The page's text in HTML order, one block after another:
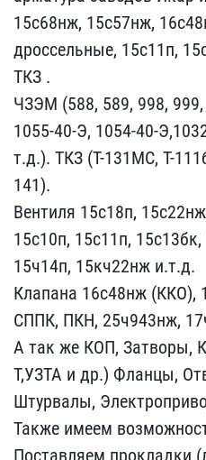
15с6​8нж, 15с57нж,
дроссельные, 15с11п,
ТКЗ .
ЧЗЭМ (588, 589, 9​98, 999,
1055-40-Э, 1054-40-
т.д.). ТКЗ (Т-131МС, Т-
141).
Вентиля 15с18п,
15с10п, 15с11п,
15​ч14п, 15кч22нж и.т.д.
Кл​апана 16с48нж
СППК, ПКН​, 25ч943нж,
А так же КОП​, Затворы,
Т,УЗТА и др.) Фланцы,
Штурвалы,​
Также имеем
Пост​авляем прокладки